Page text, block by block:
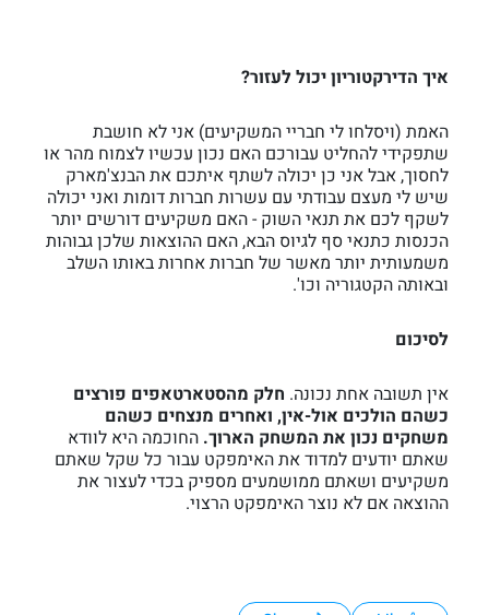
איך הדירקטוריון יכול לעזור?
האמת (ויסלחו לי חבריי המשקיעים) אני לא חושבת
שתפקידי להחליט עבורכם האם נכון עכשיו לצמוח מהר או
לחסוך, אבל אני כן יכולה לשתף איתכם את הבנצ'מארק
שיש לי מעצם עבודתי עם עשרות חברות דומות ואני יכולה
לשקף לכם את תנאי השוק - האם משקיעים דורשים יותר
הכנסות כתנאי סף לגיוס הבא, האם ההוצאות שלכן גבוהות
משמעותית יותר מאשר של חברות אחרות באותו השלב
ובאותה הקטגוריה וכו'.
לסיכום
אין תשובה אחת נכונה. חלק מהסטארטאפים פורצים
כשהם הולכים אול-אין, ואחרים מנצחים כשהם
משחקים נכון את המשחק הארוך. החוכמה היא לוודא
שאתם יודעים למדוד את האימפקט עבור כל שקל שאתם
משקיעים ושאתם ממושמעים מספיק בכדי לעצור את
ההוצאה אם לא נוצר האימפקט הרצוי.